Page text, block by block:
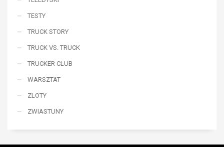
TESTY
TRUCK STORY
TRUCK VS. TRUCK
TRUCKER CLUB
WARSZTAT
ZLOTY
ZWIASTUNY